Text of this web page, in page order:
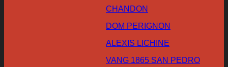
CHANDON
DOM PERIGNON
ALEXIS LICHINE
VANG 1865 SAN PEDRO